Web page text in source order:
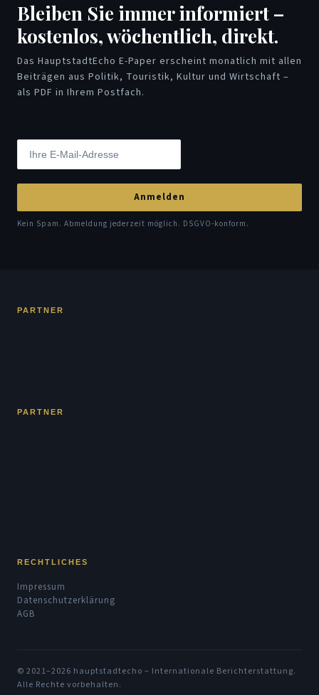
Bleiben Sie immer informiert –
kostenlos, wöchentlich, direkt.
Das HauptstadtEcho E-Paper erscheint monatlich mit allen
Beiträgen aus Politik, Touristik, Kultur und Wirtschaft –
als PDF in Ihrem Postfach.
Anmelden
Kein Spam. Abmeldung jederzeit möglich. DSGVO-konform.
PARTNER
PARTNER
RECHTLICHES
Impressum
Datenschutzerklärung
AGB
© 2021–2026 hauptstadtecho – Internationale Berichterstattung.
Alle Rechte vorbehalten.